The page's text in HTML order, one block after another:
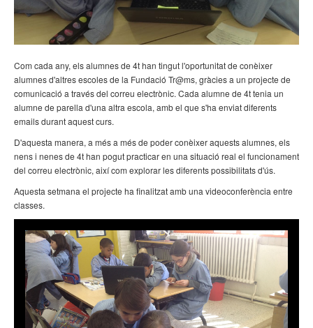
Com cada any, els alumnes de 4t han tingut l'oportunitat de conèixer
alumnes d'altres escoles de la Fundació Tr@ms, gràcies a un projecte de
comunicació a través del correu electrònic. Cada alumne de 4t tenia un
alumne de parella d'una altra escola, amb el que s'ha enviat diferents
emails durant aquest curs.
D'aquesta manera, a més a més de poder conèixer aquests alumnes, els
nens i nenes de 4t han pogut practicar en una situació real el funcionament
del correu electrònic, així com explorar les diferents possibilitats d'ús.
Aquesta setmana el projecte ha finalitzat amb una videoconferència entre
classes.